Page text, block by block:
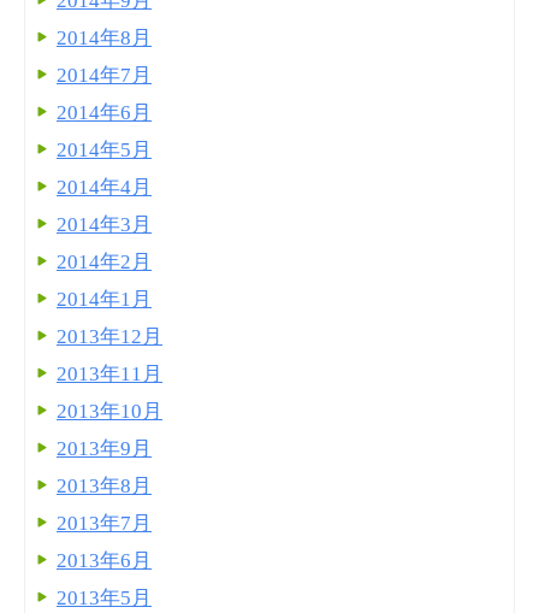
2014年8月
2014年7月
2014年6月
2014年5月
2014年4月
2014年3月
2014年2月
2014年1月
2013年12月
2013年11月
2013年10月
2013年9月
2013年8月
2013年7月
2013年6月
2013年5月